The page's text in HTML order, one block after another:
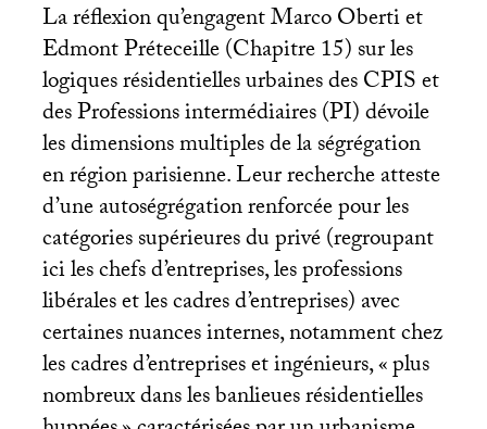
La réflexion qu’engagent Marco Oberti et
Edmont Préteceille (Chapitre 15) sur les
logiques résidentielles urbaines desCPISet
des Professions intermédiaires (PI) dévoile
les dimensions multiples de la ségrégation
en région parisienne. Leur recherche atteste
d’une autoségrégation renforcée pour les
catégories supérieures du privé (regroupant
ici les chefs d’entreprises, les professions
libérales et les cadres d’entreprises) avec
certaines nuances internes, notamment chez
les cadres d’entreprises et ingénieurs, «plus
nombreux dans les banlieues résidentielles